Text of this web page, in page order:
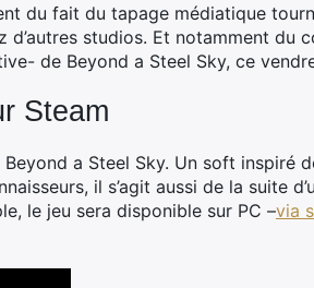
du fait du tapage médiatique
studios. Et notamment du
de Beyond a Steel Sky, ce
Steam
a Steel Sky. Un soft inspiré
il s’agit aussi de la suite
le jeu sera disponible sur PC –via